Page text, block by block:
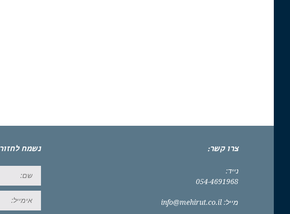
צרו קשר:
נייד:
054-4691968
מייל: info@mehirut.co.il
נשמח